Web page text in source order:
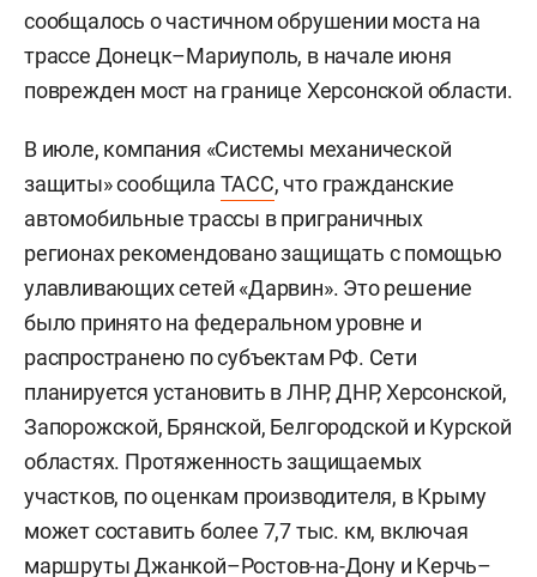
сообщалось о частичном обрушении моста на
трассе Донецк–Мариуполь, в начале июня
поврежден мост на границе Херсонской области.
В июле, компания «Системы механической
защиты» сообщила ТАСС, что гражданские
автомобильные трассы в приграничных
регионах рекомендовано защищать с помощью
улавливающих сетей «Дарвин». Это решение
было принято на федеральном уровне и
распространено по субъектам РФ. Сети
планируется установить в ЛНР, ДНР, Херсонской,
Запорожской, Брянской, Белгородской и Курской
областях. Протяженность защищаемых
участков, по оценкам производителя, в Крыму
может составить более 7,7 тыс. км, включая
маршруты Джанкой–Ростов-на-Дону и Керчь–